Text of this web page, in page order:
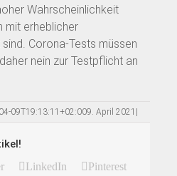
Wahrscheinlichkeit
mit erheblicher
Corona-Tests müssen
nein zur Testpflicht an
09T19:13:11+02:009. April 2021 |
LinkedIn
Pinterest